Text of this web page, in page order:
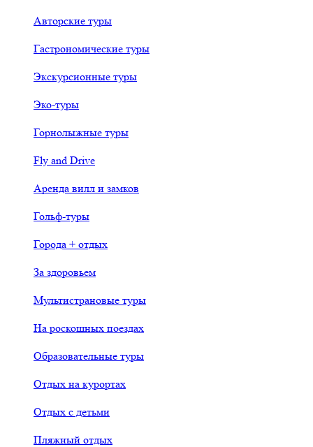
Авторские туры
Гастрономические туры
Экскурсионные туры
Эко-туры
Горнолыжные туры
Fly and Drive
Аренда вилл и замков
Гольф-туры
Города + отдых
За здоровьем
Мультистрановые туры
На роскошных поездах
Образовательные туры
Отдых на курортах
Отдых с детьми
Пляжный отдых